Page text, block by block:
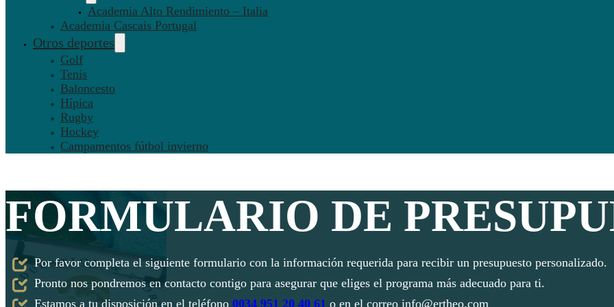
Academia Alto Rendimiento – Italia
Academia Cascais Portugal
Otros deportes
Golf
Tenis
Baloncesto
Hípica
Rugby
Hockey
Campamentos fútbol invierno
FORMULARIO DE
Por favor completa el siguiente formulario con la información requerida para recibir un presupuesto personalizado.
Pronto nos pondremos en contacto contigo para asegurar que eliges el programa más adecuado para ti.
Estamos a tu disposición en el teléfono 0034 951 20 40 61 o en el correo info@ertheo.com